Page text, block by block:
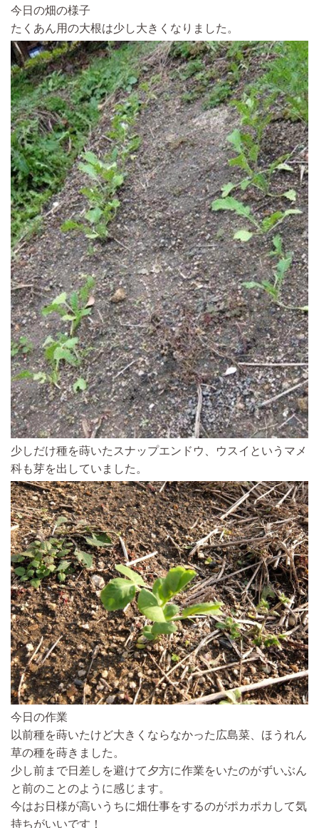
今日の畑の様子
たくあん用の大根は少し大きくなりました。
少しだけ種を蒔いたスナップエンドウ、ウスイというマメ
科も芽を出していました。
今日の作業
以前種を蒔いたけど大きくならなかった広島菜、ほうれん
草の種を蒔きました。
少し前まで日差しを避けて夕方に作業をいたのがずいぶん
と前のことのように感じます。
今はお日様が高いうちに畑仕事をするのがポカポカして気
持ちがいいです！